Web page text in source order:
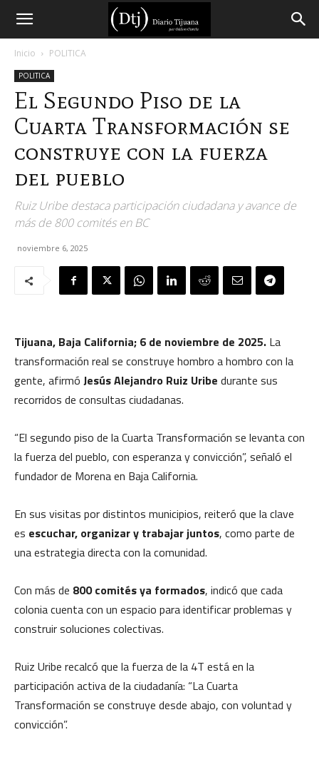
Diario
Tijuana
Inicio POLITICA
POLITICA
El Segundo Piso de la
Cuarta Transformación se
construye con la fuerza
del pueblo
Ruiz Uribe destaca participación ciudadana y avance de
más de 800 comités en BC
noviembre 6, 2025
Tijuana, Baja California; 6 de noviembre de 2025. La
transformación real se construye hombro a hombro con la
gente, afirmó Jesús Alejandro Ruiz Uribe durante sus
recorridos de consultas ciudadanas.
“El segundo piso de la Cuarta Transformación se levanta con
la fuerza del pueblo, con esperanza y convicción”, señaló el
fundador de Morena en Baja California.
En sus visitas por distintos municipios, reiteró que la clave
es escuchar, organizar y trabajar juntos, como parte de
una estrategia directa con la comunidad.
Con más de 800 comités ya formados, indicó que cada
colonia cuenta con un espacio para identificar problemas y
construir soluciones colectivas.
Ruiz Uribe recalcó que la fuerza de la 4T está en la
participación activa de la ciudadanía: “La Cuarta
Transformación se construye desde abajo, con voluntad y
convicción”.